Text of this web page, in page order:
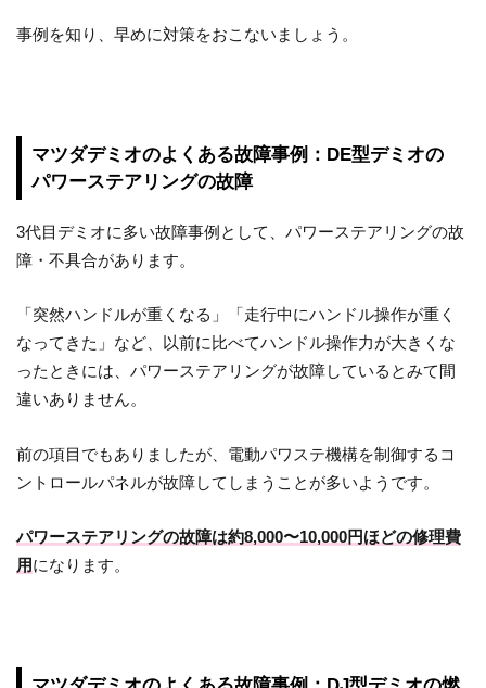
事例を知り、早めに対策をおこないましょう。
マツダデミオのよくある故障事例：DE型デミオの
パワーステアリングの故障
3代目デミオに多い故障事例として、パワーステアリングの故
障・不具合があります。
「突然ハンドルが重くなる」「走行中にハンドル操作が重く
なってきた」など、以前に比べてハンドル操作力が大きくな
ったときには、パワーステアリングが故障しているとみて間
違いありません。
前の項目でもありましたが、電動パワステ機構を制御するコ
ントロールパネルが故障してしまうことが多いようです。
パワーステアリングの故障は約8,000〜10,000円ほどの修理費
用になります。